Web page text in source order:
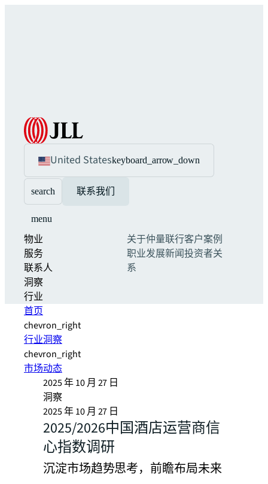
United Stateskeyboard_arrow_down
search 联系我们
menu
物业
服务
联系人
洞察
行业
关于仲量联行客户案例
职业发展新闻投资者关
系
首页
chevron_right
行业洞察
chevron_right
市场动态
2025 年 10 月 27 日
洞察
2025 年 10 月 27 日
2025/2026中国酒店运营商信
心指数调研
沉淀市场趋势思考，前瞻布局未来